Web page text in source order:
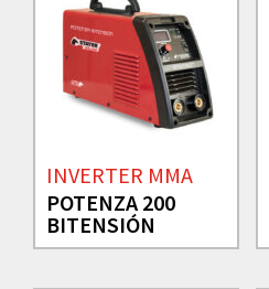
INVERTER MMA
POTENZA 200
BITENSIÓN